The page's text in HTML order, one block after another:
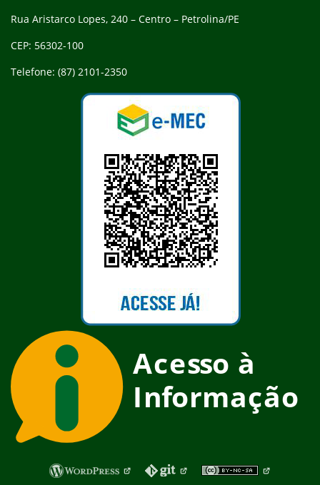
Rua Aristarco Lopes, 240 – Centro – Petrolina/PE
CEP: 56302-100
Telefone: (87) 2101-2350